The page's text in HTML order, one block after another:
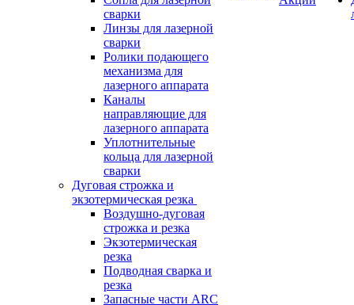
сварки
Линзы для лазерной
сварки
Ролики подающего
механизма для
лазерного аппарата
Каналы
направляющие для
лазерного аппарата
Уплотнительные
кольца для лазерной
сварки
Дуговая строжка и
экзотермическая резка
Воздушно-дуговая
строжка и резка
Экзотермическая
резка
Подводная сварка и
резка
Запасные части ARC